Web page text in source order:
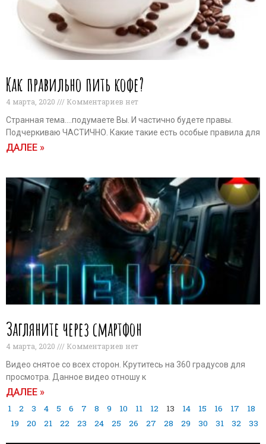
Как правильно пить кофе?
4 марта, 2020
Комментариев нет
Странная тема….подумаете Вы. И частично будете правы.
Подчеркиваю ЧАСТИЧНО. Какие такие есть особые правила для
ДАЛЕЕ »
Загляните через смартфон
4 марта, 2020
Комментариев нет
Видео снятое со всех сторон. Крутитесь на 360 градусов для
просмотра. Данное видео отношу к
ДАЛЕЕ »
1 2 3 4 5 6 7 8 9 10 11 12 13 14 15 16 17
18
19
20 21 22 23 24 25 26 27 28 29 30 31 32 33